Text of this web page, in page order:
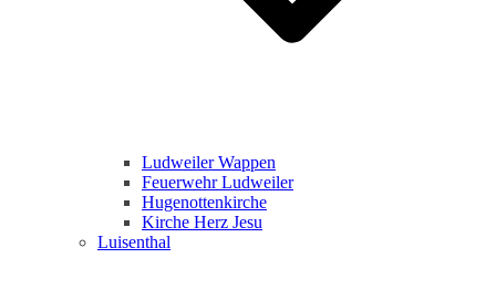
Ludweiler Wappen
Feuerwehr Ludweiler
Hugenottenkirche
Kirche Herz Jesu
Luisenthal